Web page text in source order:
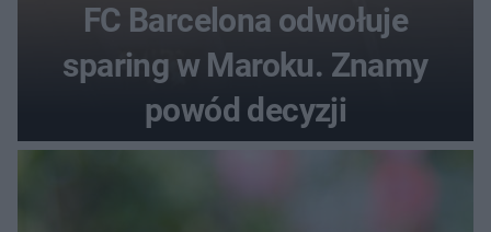
FC Barcelona odwołuje
sparing w Maroku. Znamy
powód decyzji